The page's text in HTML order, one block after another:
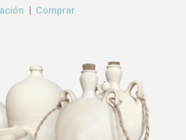
| Comprar